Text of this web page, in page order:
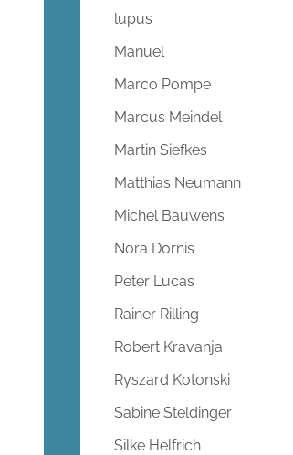
lupus
Manuel
Marco Pompe
Marcus Meindel
Martin Siefkes
Matthias Neumann
Michel Bauwens
Nora Dornis
Peter Lucas
Rainer Rilling
Robert Kravanja
Ryszard Kotonski
Sabine Steldinger
Silke Helfrich